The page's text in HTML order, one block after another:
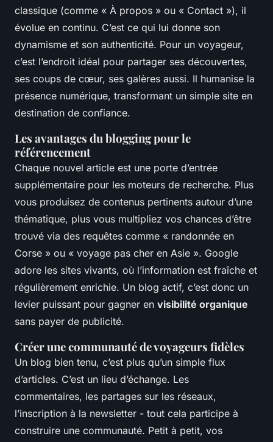
classique (comme « À propos » ou « Contact »), il
évolue en continu. C’est ce qui lui donne son
dynamisme et son authenticité. Pour un voyageur,
c’est l’endroit idéal pour partager ses découvertes,
ses coups de cœur, ses galères aussi. Il humanise la
présence numérique, transformant un simple site en
destination de confiance.
Les avantages du blogging pour le
référencement
Chaque nouvel article est une porte d’entrée
supplémentaire pour les moteurs de recherche. Plus
vous produisez de contenus pertinents autour d’une
thématique, plus vous multipliez vos chances d’être
trouvé via des requêtes comme « randonnée en
Corse » ou « voyage pas cher en Asie ». Google
adore les sites vivants, où l’information est fraîche et
régulièrement enrichie. Un blog actif, c’est donc un
levier puissant pour gagner en visibilité organique
sans payer de publicité.
Créer une communauté de voyageurs fidèles
Un blog bien tenu, c’est plus qu’un simple flux
d’articles. C’est un lieu d’échange. Les
commentaires, les partages sur les réseaux,
l’inscription à la newsletter - tout cela participe à
construire une communauté. Petit à petit, vos